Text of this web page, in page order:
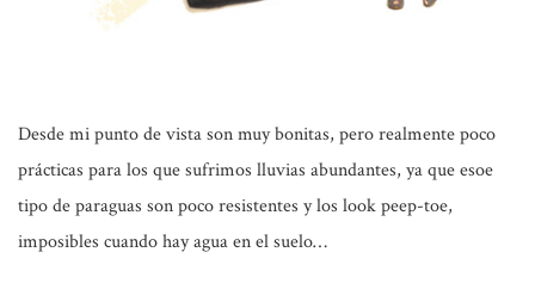
Desde mi punto de vista son muy bonitas, pero realmente poco
prácticas para los que sufrimos lluvias abundantes, ya que esoe
tipo de paraguas son poco resistentes y los look peep-toe,
imposibles cuando hay agua en el suelo…